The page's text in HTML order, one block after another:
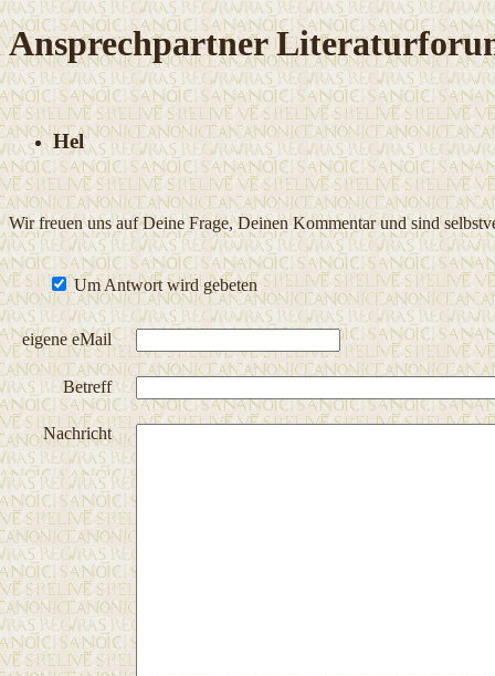
Ansprechpartner
Hel
Wir freuen uns auf Deine Frage, Deinen Kommentar und sind
Um Antwort wird gebeten
eigene eMail
Betreff
Nachricht